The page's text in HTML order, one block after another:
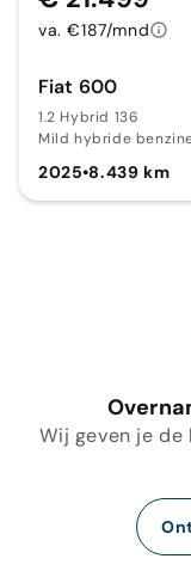
Fiat 600
1.2 Hybrid 136
Mild hybride
2025•8.439 km
va. €187/mnd
Wij geven je